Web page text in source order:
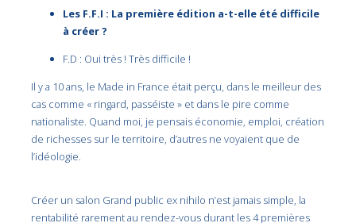
Les F.F.I : La première édition a-t-elle été difficile
à créer ?
F.D : Oui très ! Très difficile !
Il y a 10 ans, le Made in France était perçu, dans le meilleur des
cas comme « ringard, passéiste » et dans le pire comme
nationaliste. Quand moi, je pensais économie, emploi, création
de richesses sur le territoire, d’autres ne voyaient que de
l’idéologie.
Créer un salon Grand public ex nihilo n’est jamais simple, la
rentabilité rarement au rendez-vous durant les 4 premières